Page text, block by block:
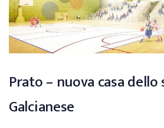
Prato – nuova casa
Galcianese